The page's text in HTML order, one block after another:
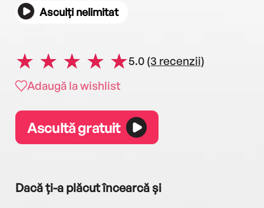
Asculți nelimitat
5.0 (3 recenzii)
Adaugă la wishlist
Ascultă gratuit
Dacă ți-a plăcut încearcă și